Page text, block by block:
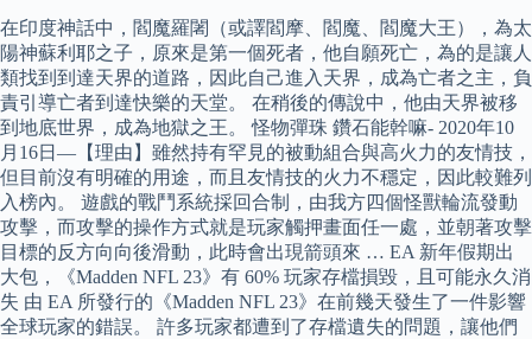
在印度神話中，閻魔羅闍（或譯閻摩、閻魔、閻魔大王），為太
陽神蘇利耶之子，原來是第一個死者，他自願死亡，為的是讓人
類找到到達天界的道路，因此自己進入天界，成為亡者之主，負
責引導亡者到達快樂的天堂。 在稍後的傳說中，他由天界被移
到地底世界，成為地獄之王。 怪物彈珠 鑽石能幹嘛- 2020年10
月16日—【理由】雖然持有罕見的被動組合與高火力的友情技，
但目前沒有明確的用途，而且友情技的火力不穩定，因此較難列
入榜內。 遊戲的戰鬥系統採回合制，由我方四個怪獸輪流發動
攻擊，而攻擊的操作方式就是玩家觸押畫面任一處，並朝著攻擊
目標的反方向向後滑動，此時會出現箭頭來 … EA 新年假期出
大包，《Madden NFL 23》有 60% 玩家存檔損毀，且可能永久消
失 由 EA 所發行的《Madden NFL 23》在前幾天發生了一件影響
全球玩家的錯誤。 許多玩家都遭到了存檔遺失的問題，讓他們